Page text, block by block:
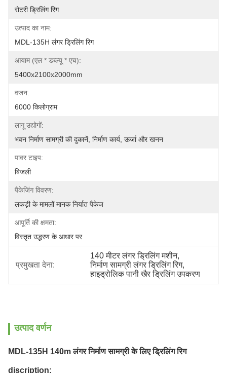
रोटरी ड्रिलिंग रिग
उत्पाद का नाम:
MDL-135H लंगर ड्रिलिंग रिग
आयाम (एल * डब्ल्यू * एच):
5400x2100x2000mm
वजन:
6000 किलोग्राम
लागू उद्योगों:
भवन निर्माण सामग्री की दुकानें, निर्माण कार्य, ऊर्जा और खनन
पावर टाइप:
बिजली
पैकेजिंग विवरण:
लकड़ी के मामलों मानक निर्यात पैकेज
आपूर्ति की क्षमता:
विस्तृत उद्धरण के आधार पर
प्रमुखता देना:
140 मीटर लंगर ड्रिलिंग मशीन,
निर्माण सामग्री लंगर ड्रिलिंग रिग,
हाइड्रोलिक पानी खैर ड्रिलिंग उपकरण
उत्पाद वर्णन
MDL-135H 140m लंगर निर्माण सामग्री के लिए ड्रिलिंग रिग
discription: